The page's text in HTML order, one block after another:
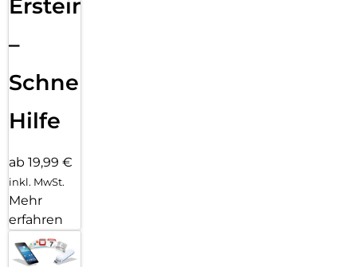
Ersteinrichtung
–
Schnelle
Hilfe
ab 19,99 €
inkl. MwSt.
Mehr
erfahren